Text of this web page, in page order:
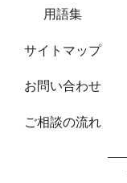
用語集
サイトマップ
お問い合わせ
ご相談の流れ